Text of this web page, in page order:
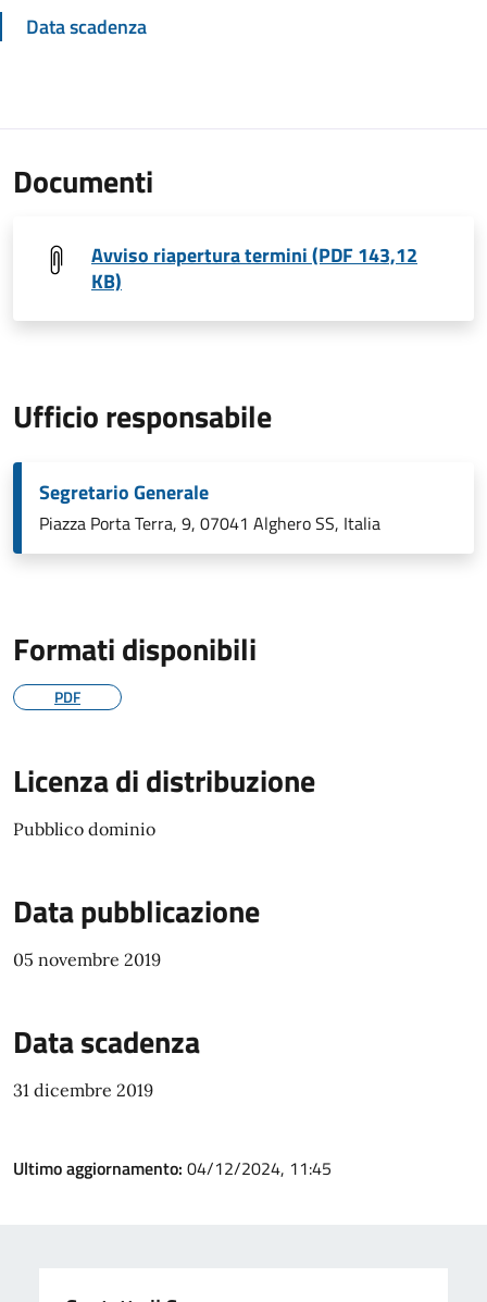
Data scadenza
Documenti
Avviso riapertura termini (PDF 143,12
KB)
Ufficio responsabile
Segretario Generale
Piazza Porta Terra, 9, 07041 Alghero SS, Italia
Formati disponibili
PDF
Licenza di distribuzione
Pubblico dominio
Data pubblicazione
05 novembre 2019
Data scadenza
31 dicembre 2019
Ultimo aggiornamento: 04/12/2024, 11:45